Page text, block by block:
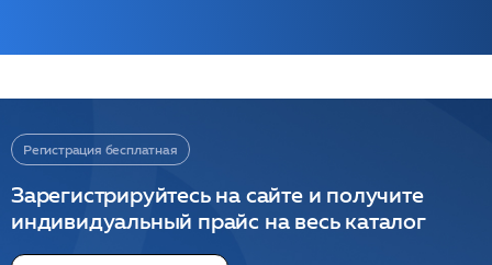
Регистрация бесплатная
Зарегистрируйтесь на сайте и получите
индивидуальный прайс на весь каталог